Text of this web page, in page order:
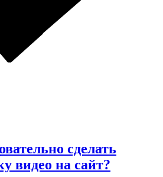
сделать
видео на сайт?